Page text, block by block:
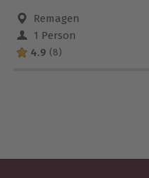
Remagen
1 Person
4.9 (8)